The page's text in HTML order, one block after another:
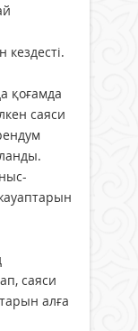
қоғамда
саяси
саяси
алға